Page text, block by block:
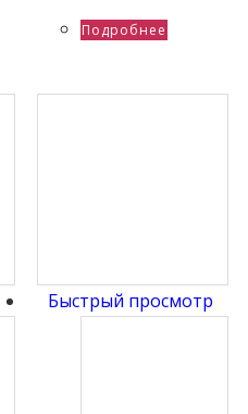
Подробнее
Быстрый просмотр